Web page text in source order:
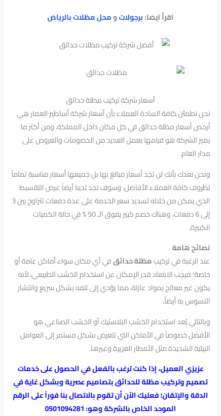
اقرأ ايضا:برجولاتومحل مظلات بالرياض
أسعار شركة تركيب مظلة حدائق
نحن نطمئن كافة السادة العملاء بأن أسعار شركة أساطير العمار هي
أرخص أسعار مظلة حدائق في كل مكان داخل المملكة، ومن أكثر ما
يميز الشركة هو قيامها بعمل العديد من الخصومات والعروض على
مدار العام.
ونحن نعدك بأنك لن تجد أسعار مبالغ بها بل جميعها أسعار مناسبة تماماً
لظروف كافة العملاء الأفاضل، وسوف تجد لدينا أيضاً عرض التقسيط
الذي يمكن من خلاله تسديد سعر الخدمة على عدة دفعات تتراوح بين 3
إلى 6 دفعات، وهناك خصم كبير يفوق الـ 50 % في حالة الكميات
الكبيرة.
نصائح هامة
عند الرغبة في تركيبمظلة حدائقفي أي مكان سواء أماكن عامة أو
خاصة؛ فيجب الابتعاد قدر الإمكان عن استخدام الخشب الطبيعي، لأنه
يكون غير معالج بمواد عازلة، مما يؤدي إلى تلفه بشكل سريع وانتشار
التسوس به أيضاً.
وبالتالي يُعد استخدام الخشب البلاستيك أو الخشب الصناعي هو
الأفضل خصوصاً في الأماكن التي تتعرض بشكل مستمر إلى العوامل
البيئية الشديدة مثل الأمطار الغزيرة وغيرها.
عزيزي العميل، إذا كنت ترغب بالفعل في الحصول على خدمات
تصميم وتركيب مظلة للحدائق بتصاميم عصرية وبشكل غاية في
الدقة والإتقان؛ فعليك الآن أن تقوم بالاتصال بنا فوراً على الرقم
الموحد الخاص بالشركة وهو: 0501094281